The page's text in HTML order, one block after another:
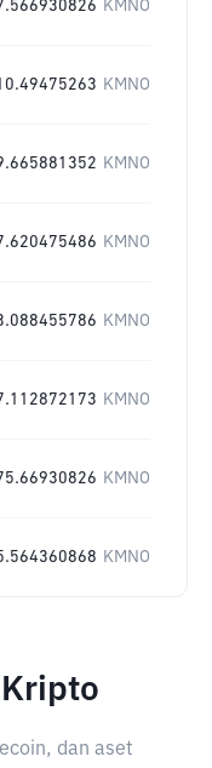
KMNO
KMNO
KMNO
KMNO
KMNO
KMNO
KMNO
KMNO
dan aset